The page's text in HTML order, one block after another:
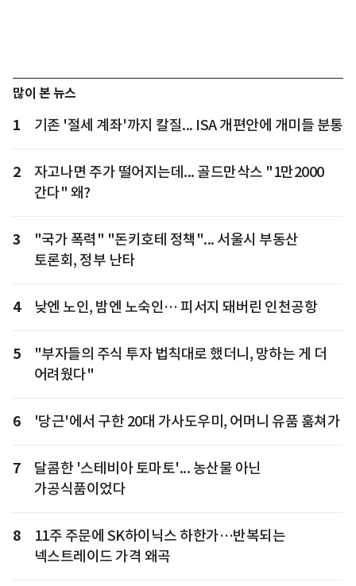
많이 본 뉴스
1 기존 '절세 계좌'까지 칼질... ISA 개편안에 개미들 분통
2
자고나면 주가 떨어지는데... 골드만삭스 "1만2000
간다" 왜?
3
"국가 폭력" "돈키호테 정책"... 서울시 부동산
토론회, 정부 난타
4 낮엔 노인, 밤엔 노숙인… 피서지 돼버린 인천공항
5
"부자들의 주식 투자 법칙대로 했더니, 망하는 게 더
어려웠다"
6 '당근'에서 구한 20대 가사도우미, 어머니 유품 훔쳐가
7
달콤한 '스테비아 토마토'... 농산물 아닌
가공식품이었다
8
11주 주문에 SK하이닉스 하한가…반복되는
넥스트레이드 가격 왜곡